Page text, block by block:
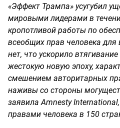
«Эффект Трампа» усугубил
мировыми лидерами в
кропотливой работы по
всеобщих прав человека для
нет, что ускорило
жестокую новую эпоху,
смешением авторитарных
наживы со стороны
заявила Amnesty
правами человека в 150